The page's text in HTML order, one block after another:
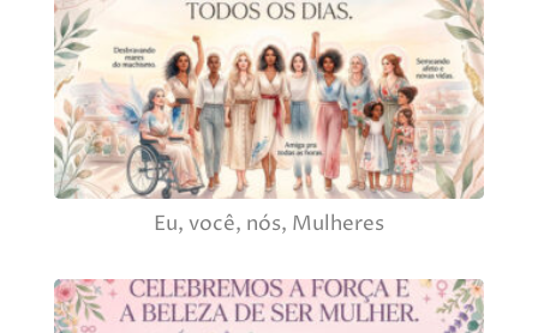
Eu, você, nós, Mulheres